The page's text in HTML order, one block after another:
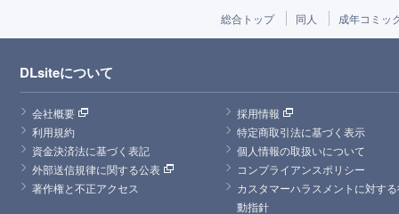
総合トップ 同人 成年コミッ
DLsiteについて
会社概要
採用情報
利用規約
特定商取引法に基づく表示
資金決済法に基づく表記
個人情報の取扱いについて
外部送信規律に関する公表
コンプライアンスポリシー
著作権と不正アクセス
カスタマーハラスメントに対す
動指針